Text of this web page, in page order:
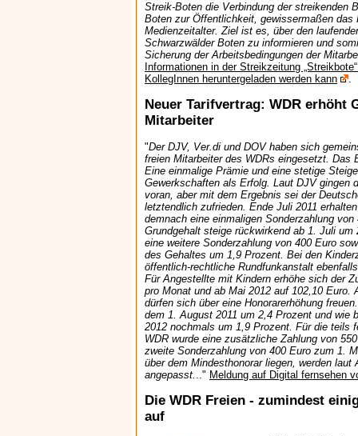
Streik-Boten die Verbindung der streikenden
Boten zur Öffentlichkeit, gewissermaßen das
Medienzeitalter. Ziel ist es, über den
Schwarzwälder Boten zu informieren und
Sicherung der Arbeitsbedingungen der
Informationen in der Streikzeitung
KollegInnen heruntergeladen werden kann
.
Neuer Tarifvertrag: WDR erhöht
Mitarbeiter
"Der DJV, Ver.di und DOV haben sich
freien Mitarbeiter des WDRs eingesetzt. Das
Eine einmalige Prämie und eine stetige
Gewerkschaften als Erfolg. Laut DJV gingen
voran, aber mit dem Ergebnis sei der
letztendlich zufrieden. Ende Juli 2011
demnach eine einmaligen Sonderzahlung
Grundgehalt steige rückwirkend ab 1. Juli
eine weitere Sonderzahlung von 400 Euro
des Gehaltes um 1,9 Prozent. Bei den
öffentlich-rechtliche Rundfunkanstalt
Für Angestellte mit Kindern erhöhe sich der
pro Monat und ab Mai 2012 auf 102,10 Euro.
dürfen sich über eine Honorarerhöhung
dem 1. August 2011 um 2,4 Prozent und wie
2012 nochmals um 1,9 Prozent. Für die teils
WDR wurde eine zusätzliche Zahlung von
zweite Sonderzahlung von 400 Euro zum 1.
über dem Mindesthonorar liegen, werden laut
angepasst. .." Meldung auf Digital fernsehen
Die WDR Freien - zumindest
auf